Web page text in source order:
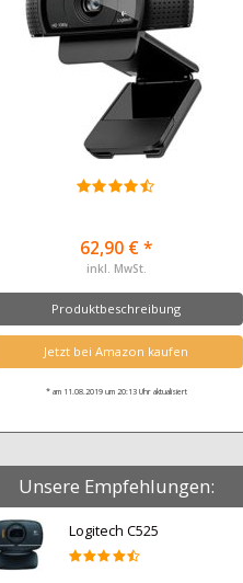
62,90 € *
inkl. MwSt.
Produktbeschreibung
Jetzt bei Amazon kaufen
* am 11.08.2019 um 20:13 Uhr aktualisiert
Unsere Empfehlungen:
Logitech C525